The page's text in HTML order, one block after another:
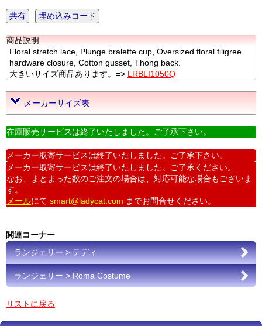
共有 埋め込みコード
商品説明
Floral stretch lace, Plunge bralette cup, Oversized floral filigree
hardware closure, Cotton gusset, Thong back.
大きいサイズ商品あります。=> LRBLI1050Q
メーカーサイズ表
在庫販売サービスは終了いたしました。ご了承下さい。
メーカー取寄サービスは終了いたしました。ご了承下さい。
メーカー取寄サービスは終了いたしました。ご了承ください。
なお、まとまった数のご注文の場合は、対応可能な場合もございま
す。
メールにて smart@ladycat.com までお問合せください。
関連コーナー
ランジェリー > テディ
ランジェリー > Roma Costume
リストに戻る